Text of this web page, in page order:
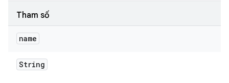
Tham số
name
String